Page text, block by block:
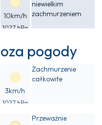
10km/h
1027 hPa
niewielkim
zachmurzeniem
pogody
3km/h
1027 hPa
Zachmurzenie
całkowite
Przeważnie